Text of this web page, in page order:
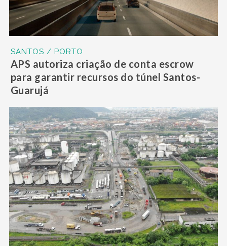
SANTOS / PORTO
APS autoriza criação de conta escrow
para garantir recursos do túnel Santos-
Guarujá